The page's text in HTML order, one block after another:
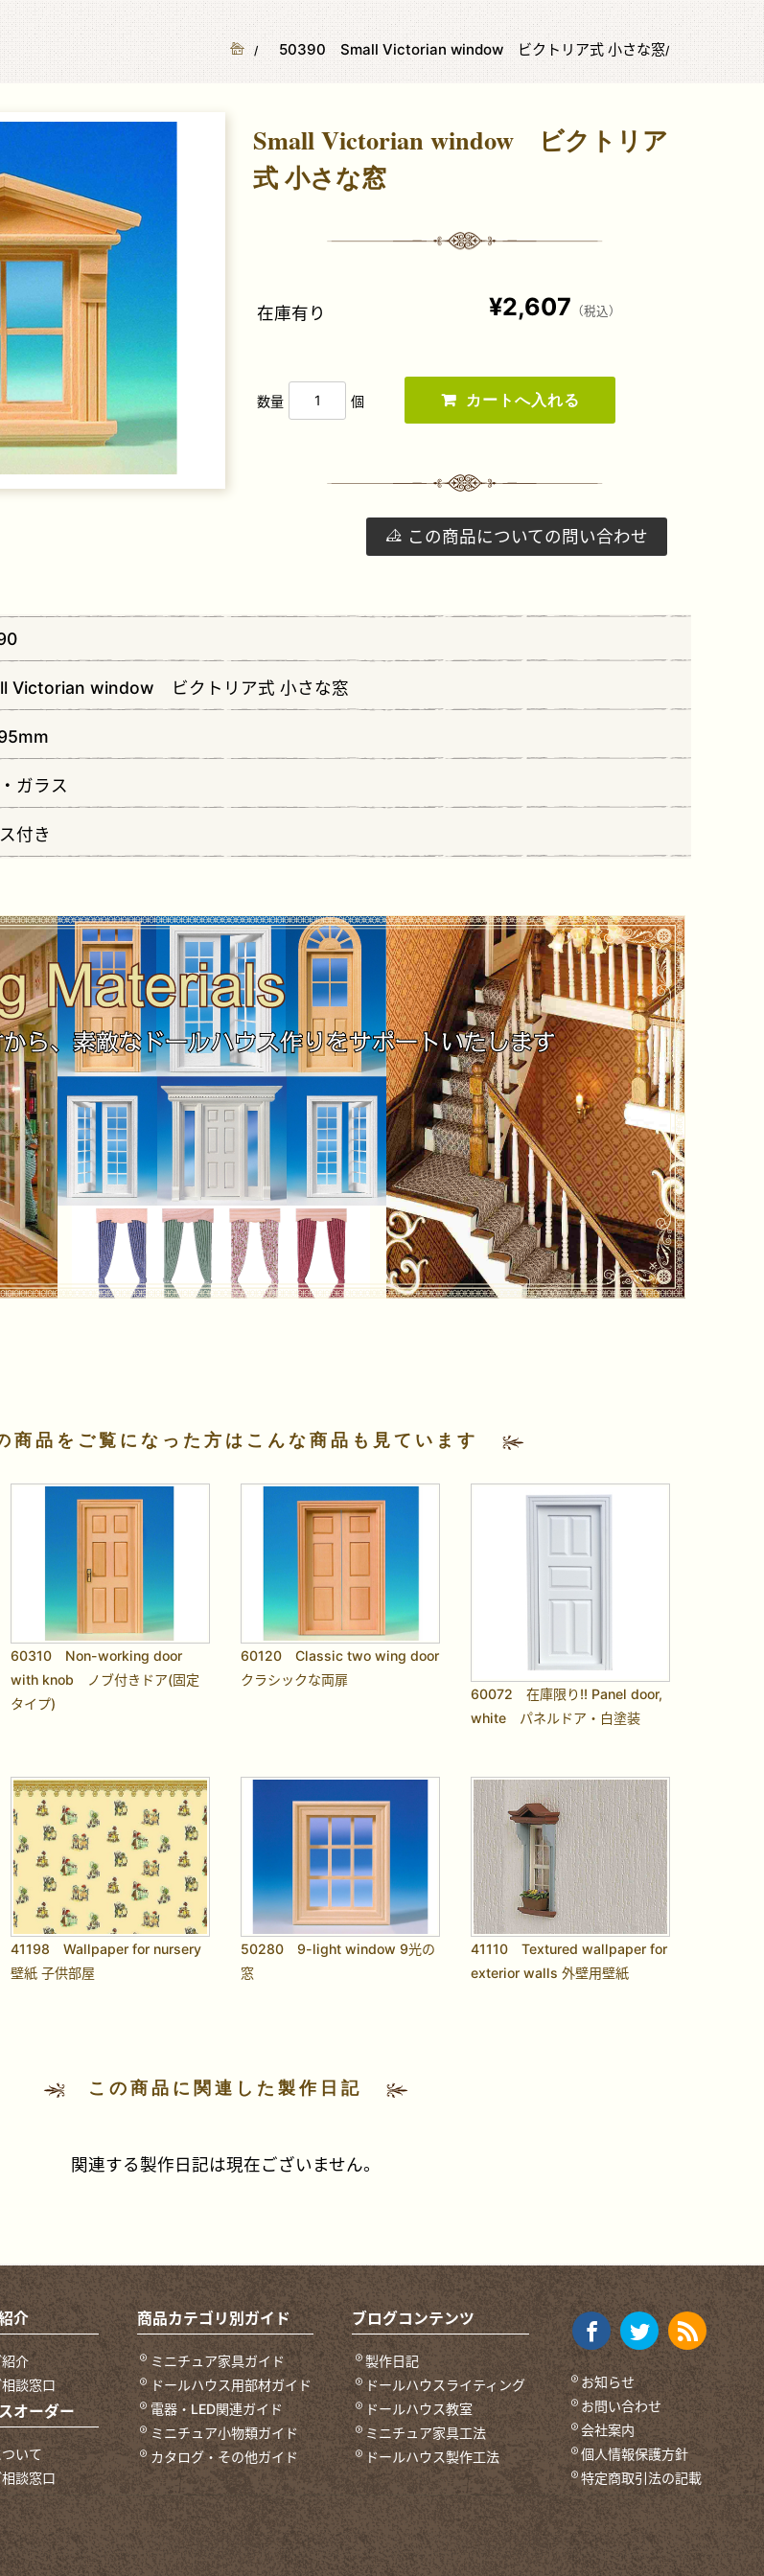
ス1/12専門店 ミニチュアクラブ
50390 Small Victorian window ビクトリア式 小さな窓
Small Victorian window ビクトリア
式 小さな窓
在庫有り ¥2,607 （税込）
数量 個
この商品についての問い合わせ
Victorian window ビクトリア式 小さな窓
ガラス
付き
商品をご覧になった方はこんな商品も見ています
60310 Non-working door
with knob ノブ付きドア(固定
タイプ)
60120 Classic two wing door
クラシックな両扉
60072 在庫限り!! Panel door,
white パネルドア・白塗装
41198 Wallpaper for nursery
壁紙 子供部屋
50280 9-light window 9光の
窓
41110 Textured wallpaper for
exterior walls 外壁用壁紙
この商品に関連した製作日記
関連する製作日記は現在ございません。
介
介
談窓口
オーダー
いて
談窓口
商品カテゴリ別ガイド
ミニチュア家具ガイド
ドールハウス用部材ガイド
電器・LED関連ガイド
ミニチュア小物類ガイド
カタログ・その他ガイド
ブログコンテンツ
製作日記
ドールハウスライティング
ドールハウス教室
ミニチュア家具工法
ドールハウス製作工法
お知らせ
お問い合わせ
会社案内
個人情報保護方針
特定商取引法の記載